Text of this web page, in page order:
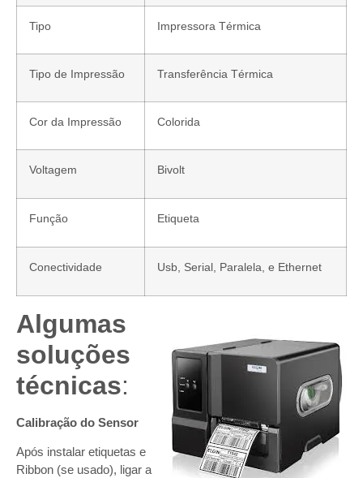
Tipo Impressora Térmica
Tipo de Impressão Transferência Térmica
Cor da Impressão Colorida
Voltagem Bivolt
Função Etiqueta
Conectividade Usb, Serial, Paralela, e Ethernet
Algumas
soluções
técnicas:
Calibração do Sensor
Após instalar etiquetas e
Ribbon (se usado), ligar a